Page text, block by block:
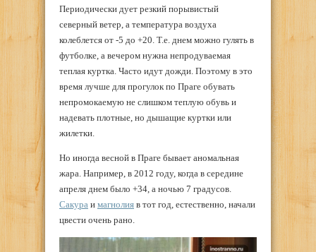
Периодически дует резкий порывистый
северный ветер, а температура воздуха
колеблется от -5 до +20. Т.е. днем можно гулять в
футболке, а вечером нужна непродуваемая
теплая куртка. Часто идут дожди. Поэтому в это
время лучше для прогулок по Праге обувать
непромокаемую не слишком теплую обувь и
надевать плотные, но дышащие куртки или
жилетки.
Но иногда весной в Праге бывает аномальная
жара. Например, в 2012 году, когда в середине
апреля днем было +34, а ночью 7 градусов.
Сакура и магнолия в тот год, естественно, начали
цвести очень рано.